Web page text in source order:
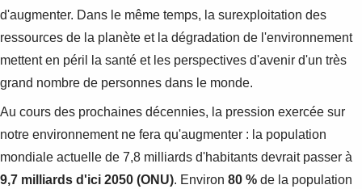
d'augmenter. Dans le même temps, la surexploitation des
ressources de la planète et la dégradation de l'environnement
mettent en péril la santé et les perspectives d'avenir d'un très
grand nombre de personnes dans le monde.
Au cours des prochaines décennies, la pression exercée sur
notre environnement ne fera qu'augmenter : la population
mondiale actuelle de 7,8 milliards d'habitants devrait passer à
9,7 milliards d'ici 2050 (ONU). Environ 80 % de la population